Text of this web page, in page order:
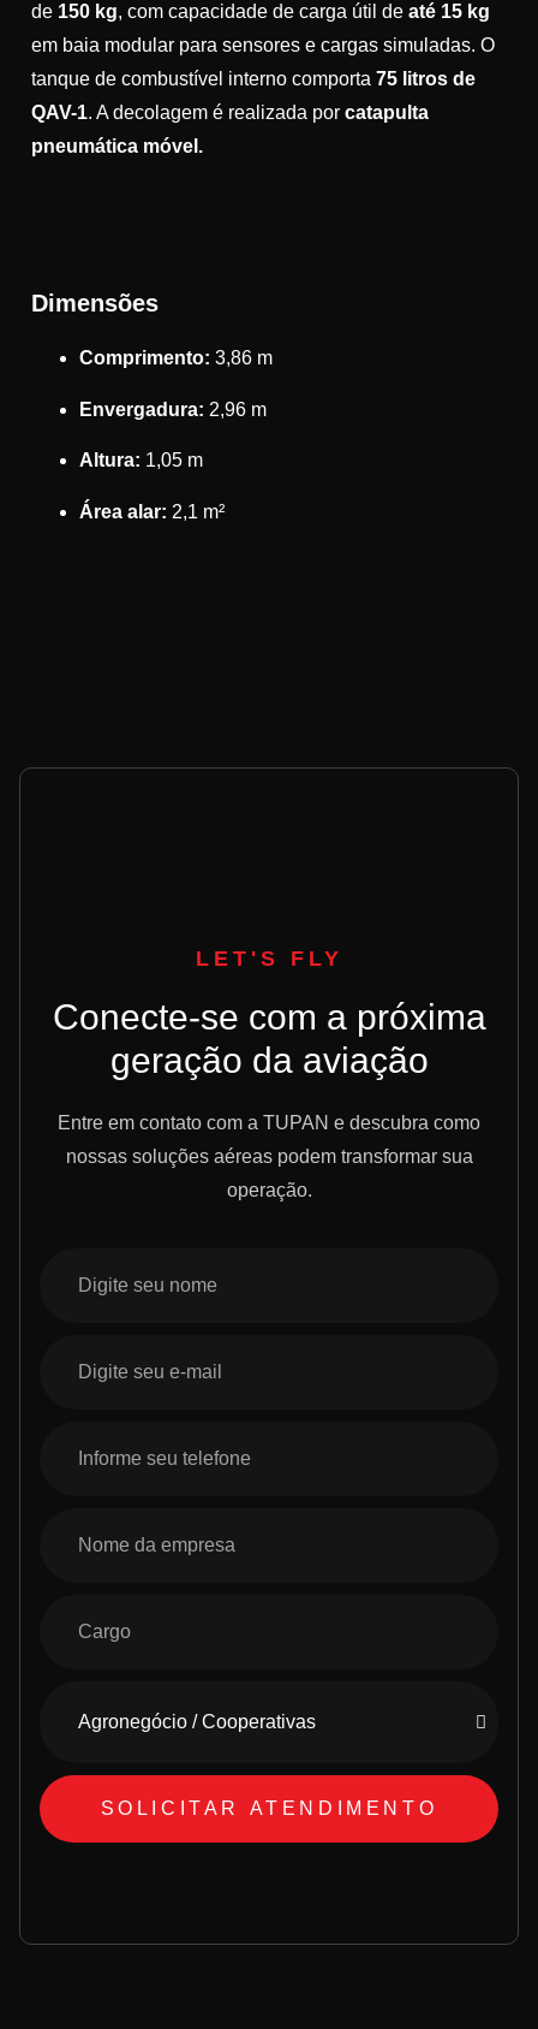
de 150 kg, com capacidade de carga útil de até 15 kg
em baia modular para sensores e cargas simuladas. O
tanque de combustível interno comporta 75 litros de
QAV-1. A decolagem é realizada por catapulta
pneumática móvel.
Dimensões
Comprimento: 3,86 m
Envergadura: 2,96 m
Altura: 1,05 m
Área alar: 2,1 m²
LET'S FLY
Conecte-se com a próxima
geração da aviação
Entre em contato com a TUPAN e descubra como
nossas soluções aéreas podem transformar sua
operação.
SOLICITAR ATENDIMENTO